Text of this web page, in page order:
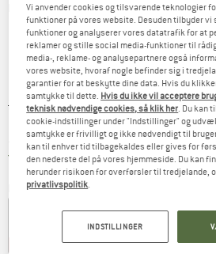
Detaljevisning
Original pris :
219,95€
Pris:
175,96€ inkl. moms.
KR1.315,41
Gratis forsendelse(DK)Danmark.
Farve:Drab Green
20% 20%
Vi anvender cookies og tilsvarende teknologier
funktioner på vores website. Desuden tilbyder vi
funktioner og analyserer vores datatrafik for at
reklamer og stille social media-funktioner til
media-, reklame- og analysepartnere også
vores website, hvoraf nogle befinder sig i
garantier for at beskytte dine data. Hvis du
samtykke til dette. Hvis du ikke vil acceptere
teknisk nødvendige cookies, så klik her . Du
cookie-indstillinger under "Indstillinger" og
samtykke er frivilligt og ikke nødvendigt til
kan til enhver tid tilbagekaldes eller gives for
den nederste del på vores hjemmeside. Du kan
herunder risikoen for overførsler til tredjelande,
privatlivspolitik
INDSTILLINGER